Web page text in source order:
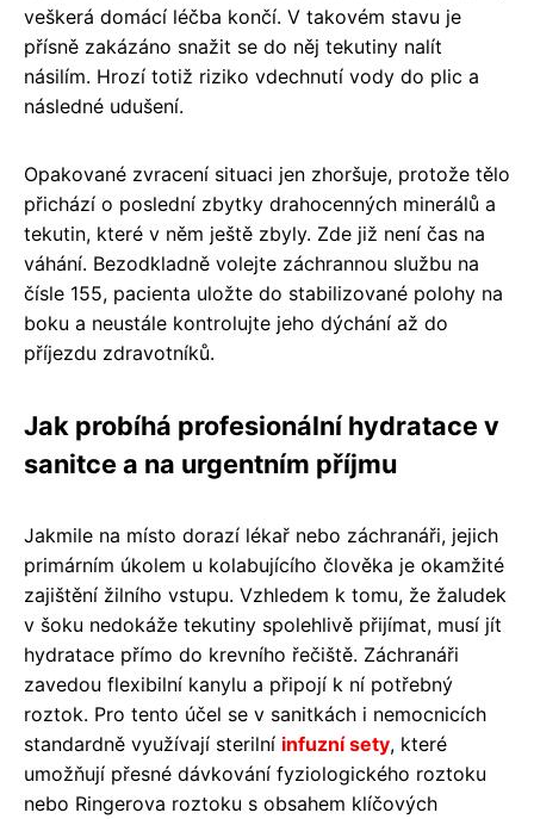
veškerá domácí léčba končí. V takovém stavu je
přísně zakázáno snažit se do něj tekutiny nalít
násilím. Hrozí totiž riziko vdechnutí vody do plic a
následné udušení.
Opakované zvracení situaci jen zhoršuje, protože tělo
přichází o poslední zbytky drahocenných minerálů a
tekutin, které v něm ještě zbyly. Zde již není čas na
váhání. Bezodkladně volejte záchrannou službu na
čísle 155, pacienta uložte do stabilizované polohy na
boku a neustále kontrolujte jeho dýchání až do
příjezdu zdravotníků.
Jak probíhá profesionální hydratace v
sanitce a na urgentním příjmu
Jakmile na místo dorazí lékař nebo záchranáři, jejich
primárním úkolem u kolabujícího člověka je okamžité
zajištění žilního vstupu. Vzhledem k tomu, že žaludek
v šoku nedokáže tekutiny spolehlivě přijímat, musí jít
hydratace přímo do krevního řečiště. Záchranáři
zavedou flexibilní kanylu a připojí k ní potřebný
roztok. Pro tento účel se v sanitkách i nemocnicích
standardně využívají sterilní infuzní sety, které
umožňují přesné dávkování fyziologického roztoku
nebo Ringerova roztoku s obsahem klíčových